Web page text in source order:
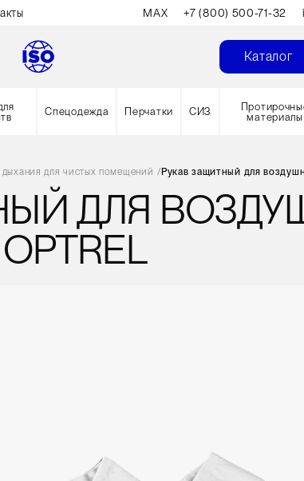
MAX +7 (800) 500-71-32
Каталог
Спецодежда Перчатки СИЗ
материалы
для чистых помещений / Рукав защитный для
ДЛЯ